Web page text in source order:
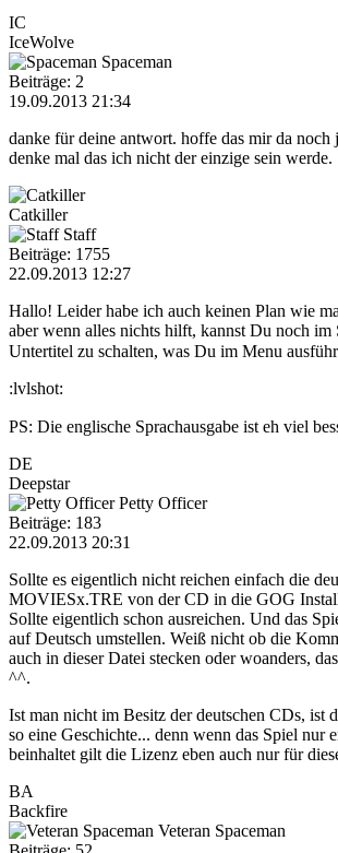
IC
IceWolve
Spaceman
Beiträge: 2
19.09.2013 21:34
danke für deine antwort. hoffe das mir da noch
denke mal das ich nicht der einzige sein werde.
Catkiller
Staff
Beiträge: 1755
22.09.2013 12:27
Hallo! Leider habe ich auch keinen Plan wie
aber wenn alles nichts hilft, kannst Du noch im
Untertitel zu schalten, was Du im Menu
:lvlshot:
PS: Die englische Sprachausgabe ist eh viel
DE
Deepstar
Petty Officer
Beiträge: 183
22.09.2013 20:31
Sollte es eigentlich nicht reichen einfach die
MOVIESx.TRE von der CD in die GOG
Sollte eigentlich schon ausreichen. Und das
auf Deutsch umstellen. Weiß nicht ob die
auch in dieser Datei stecken oder woanders,
^^.
Ist man nicht im Besitz der deutschen CDs, ist
so eine Geschichte... denn wenn das Spiel nur
beinhaltet gilt die Lizenz eben auch nur für
BA
Backfire
Veteran Spaceman